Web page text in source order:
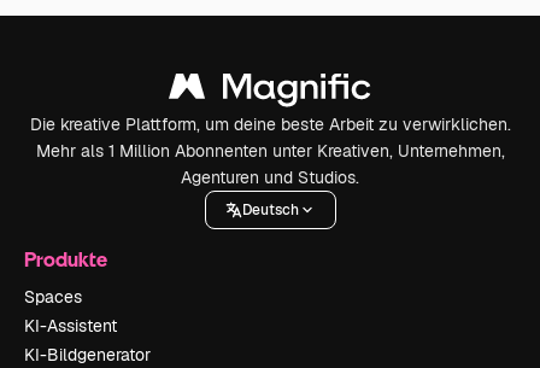
Die kreative Plattform, um deine beste Arbeit zu verwirklichen.
Mehr als 1 Million Abonnenten unter Kreativen, Unternehmen,
Agenturen und Studios.
Deutsch
Produkte
Spaces
KI-Assistent
KI-Bildgenerator